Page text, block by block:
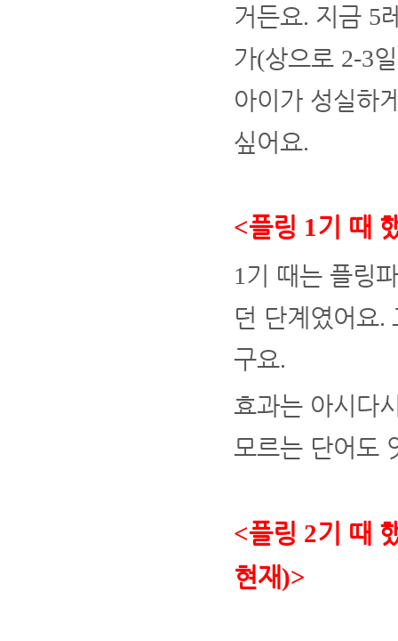
거든요. 지금 5
가(상으로 2-3
아이가 성실하
싶어요.
<플링 1기 때
1 기 때는 플링
던 단계였어요.
구요.
효과는 아시다
모르는 단어도
<플링 2기 때
현재)>